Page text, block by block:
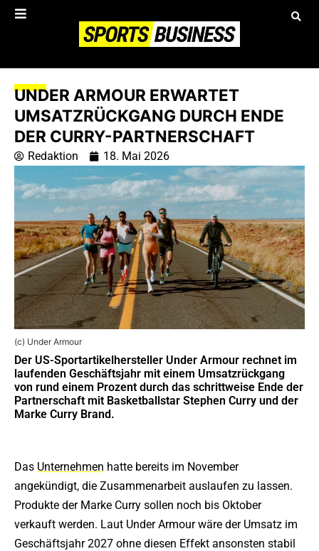
UNDER ARMOUR ERWARTET
UMSATZRÜCKGANG DURCH ENDE
DER CURRY-PARTNERSCHAFT
Redaktion 18. Mai 2026
(c) Under Armour
Der US-Sportartikelhersteller Under Armour rechnet im
laufenden Geschäftsjahr mit einem Umsatzrückgang
von rund einem Prozent durch das schrittweise Ende der
Partnerschaft mit Basketballstar Stephen Curry und der
Marke Curry Brand.
Das Unternehmen hatte bereits im November
angekündigt, die Zusammenarbeit auslaufen zu lassen.
Produkte der Marke Curry sollen noch bis Oktober
verkauft werden. Laut Under Armour wäre der Umsatz im
Geschäftsjahr 2027 ohne diesen Effekt ansonsten stabil